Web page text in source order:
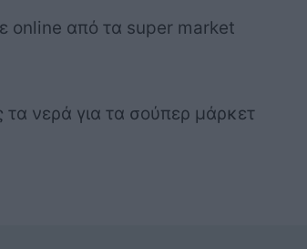
online από τα super market
νερά για τα σούπερ μάρκετ